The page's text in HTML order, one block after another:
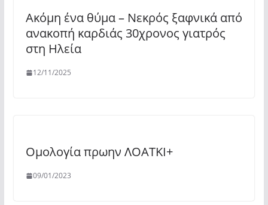
Ακόμη ένα θύμα – Νεκρός ξαφνικά από
ανακοπή καρδιάς 30χρονος γιατρός
στη Ηλεία
12/11/2025
Ομολογία πρωην ΛΟΑΤΚΙ+
09/01/2023